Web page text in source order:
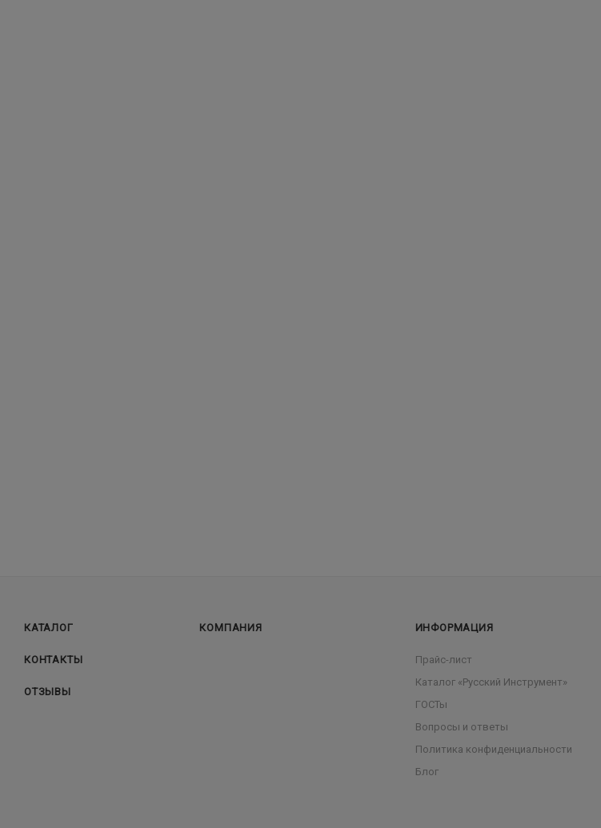
КАТАЛОГ
КОНТАКТЫ
ОТЗЫВЫ
КОМПАНИЯ ИНФОРМАЦИЯ
Прайс-лист
Каталог «Русский Инструмент»
ГОСТы
Вопросы и ответы
Политика конфиденциальности
Блог